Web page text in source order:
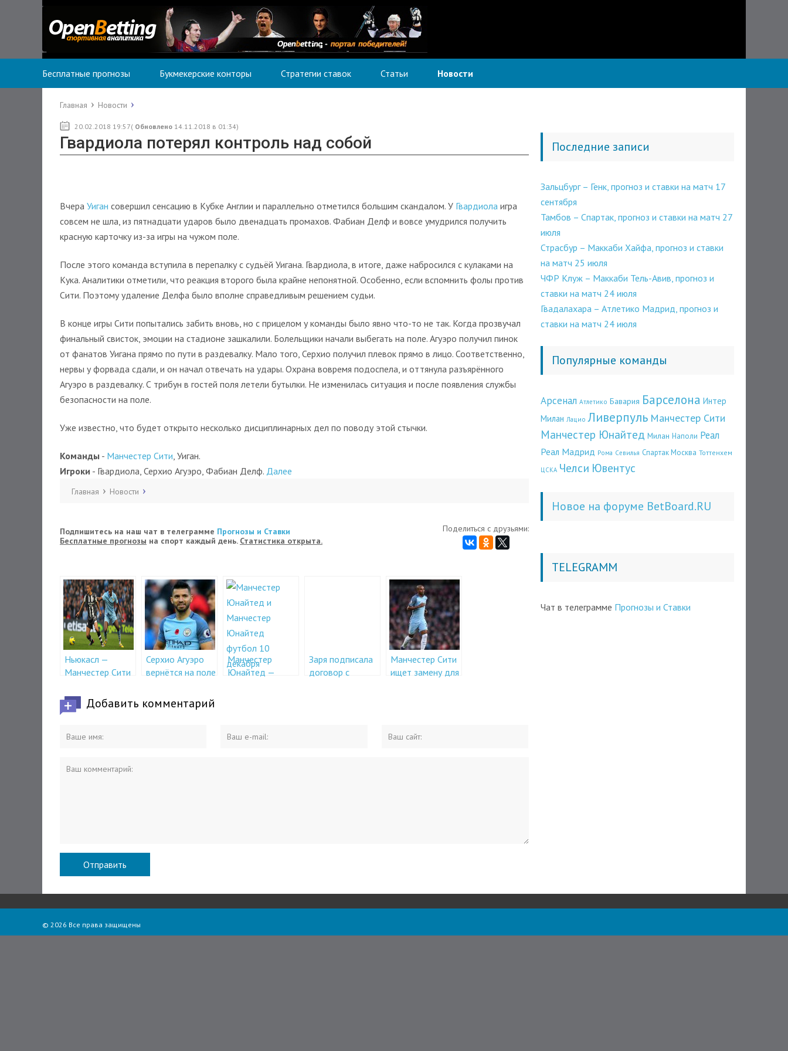
Бесплатные прогнозы Букмекерские конторы Стратегии ставок Статьи Новости
Главная Новости
20.02.2018 19:57( Обновлено 14.11.2018 в 01:34)
Гвардиола потерял контроль над собой
Вчера Уиган совершил сенсацию в Кубке Англии и параллельно отметился большим скандалом. У Гвардиола игра
совсем не шла, из пятнадцати ударов было двенадцать промахов. Фабиан Делф и вовсе умудрился получить
красную карточку из-за игры на чужом поле.
После этого команда вступила в перепалку с судьёй Уигана. Гвардиола, в итоге, даже набросился с кулаками на
Кука. Аналитики отметили, что реакция второго была крайне непонятной. Особенно, если вспомнить фолы против
Сити. Поэтому удаление Делфа было вполне справедливым решением судьи.
В конце игры Сити попытались забить вновь, но с прицелом у команды было явно что-то не так. Когда прозвучал
финальный свисток, эмоции на стадионе зашкалили. Болельщики начали выбегать на поле. Агуэро получил пинок
от фанатов Уигана прямо по пути в раздевалку. Мало того, Серхио получил плевок прямо в лицо. Соответственно,
нервы у форвада сдали, и он начал отвечать на удары. Охрана вовремя подоспела, и оттянула разъярённого
Агуэро в раздевалку. С трибун в гостей поля летели бутылки. Не изменилась ситуация и после появления службы
безопасности на поле.
Уже известно, что будет открыто несколько дисциплинарных дел по поводу этой стычки.
Команды - Манчестер Сити, Уиган.
Игроки - Гвардиола, Серхио Агуэро, Фабиан Делф. Далее
Главная Новости
Подпишитесь на наш чат в телеграмме Прогнозы и Ставки
Бесплатные прогнозы на спорт каждый день. Статистика открыта.
Поделиться с друзьями:
Ньюкасл —
Манчестер Сити
45
Серхио Агуэро
вернётся на поле
Манчестер
Юнайтед —
Заря подписала
договор с
Манчестер Сити
ищет замену для
Добавить комментарий
Последние записи
Зальцбург – Генк, прогноз и ставки на матч 17
сентября
Тамбов – Спартак, прогноз и ставки на матч 27
июля
Страсбур – Маккаби Хайфа, прогноз и ставки
на матч 25 июля
ЧФР Клуж – Маккаби Тель-Авив, прогноз и
ставки на матч 24 июля
Гвадалахара – Атлетико Мадрид, прогноз и
ставки на матч 24 июля
Популярные команды
Арсенал Атлетико Бавария Барселона Интер
Милан Лацио Ливерпуль Манчестер Сити
Манчестер Юнайтед Милан Наполи Реал
Реал Мадрид Рома Севилья Спартак Москва Тоттенхем
ЦСКА Челси Ювентус
Новое на форуме BetBoard.RU
TELEGRAMM
Чат в телеграмме Прогнозы и Ставки
© 2026 Все права защищены